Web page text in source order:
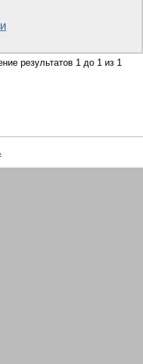
результатов 1 до 1 из 1